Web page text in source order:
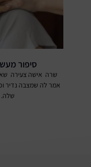
סיפור
שרה אישה צעירה
אמר לה שמצבה נדיר